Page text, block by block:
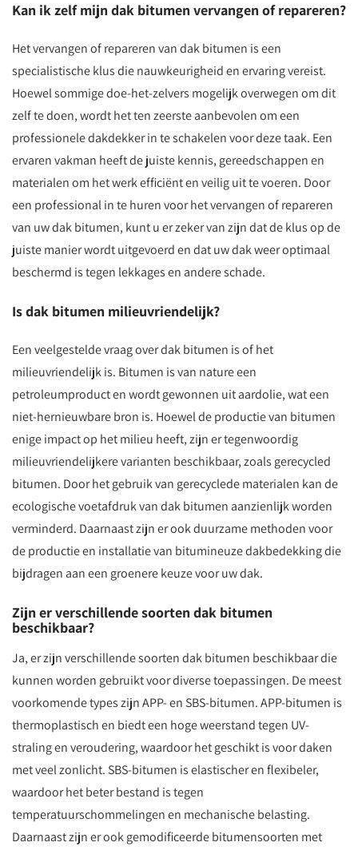
Kan ik zelf mijn dak bitumen vervangen of repareren?
Het vervangen of repareren van dak bitumen is een
specialistische klus die nauwkeurigheid en ervaring vereist.
Hoewel sommige doe-het-zelvers mogelijk overwegen om dit
zelf te doen, wordt het ten zeerste aanbevolen om een
professionele dakdekker in te schakelen voor deze taak. Een
ervaren vakman heeft de juiste kennis, gereedschappen en
materialen om het werk efficiënt en veilig uit te voeren. Door
een professional in te huren voor het vervangen of repareren
van uw dak bitumen, kunt u er zeker van zijn dat de klus op de
juiste manier wordt uitgevoerd en dat uw dak weer optimaal
beschermd is tegen lekkages en andere schade.
Is dak bitumen milieuvriendelijk?
Een veelgestelde vraag over dak bitumen is of het
milieuvriendelijk is. Bitumen is van nature een
petroleumproduct en wordt gewonnen uit aardolie, wat een
niet-hernieuwbare bron is. Hoewel de productie van bitumen
enige impact op het milieu heeft, zijn er tegenwoordig
milieuvriendelijkere varianten beschikbaar, zoals gerecycled
bitumen. Door het gebruik van gerecyclede materialen kan de
ecologische voetafdruk van dak bitumen aanzienlijk worden
verminderd. Daarnaast zijn er ook duurzame methoden voor
de productie en installatie van bitumineuze dakbedekking die
bijdragen aan een groenere keuze voor uw dak.
Zijn er verschillende soorten dak bitumen
beschikbaar?
Ja, er zijn verschillende soorten dak bitumen beschikbaar die
kunnen worden gebruikt voor diverse toepassingen. De meest
voorkomende types zijn APP- en SBS-bitumen. APP-bitumen is
thermoplastisch en biedt een hoge weerstand tegen UV-
straling en veroudering, waardoor het geschikt is voor daken
met veel zonlicht. SBS-bitumen is elastischer en flexibeler,
waardoor het beter bestand is tegen
temperatuurschommelingen en mechanische belasting.
Daarnaast zijn er ook gemodificeerde bitumensoorten met